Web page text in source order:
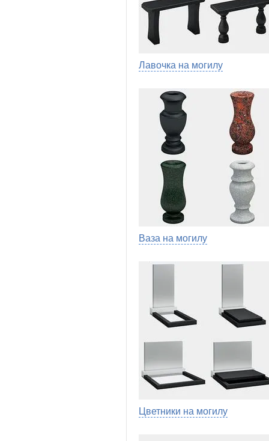
Лавочка на могилу
Ваза на могилу
Цветники на могилу